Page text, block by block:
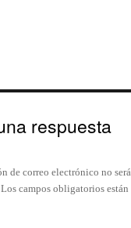
respuesta
de correo electrónico no será
Los campos obligatorios están